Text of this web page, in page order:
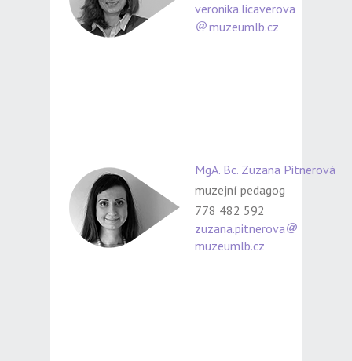
veronika.licaverova
muzeumlb.cz
MgA. Bc. Zuzana Pitnerová
muzejní pedagog
778 482 592
zuzana.pitnerova
muzeumlb.cz